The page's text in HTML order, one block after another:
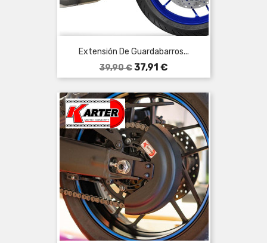
Extensión De Guardabarros...
Precio
base
39,90 € Precio
37,91 €